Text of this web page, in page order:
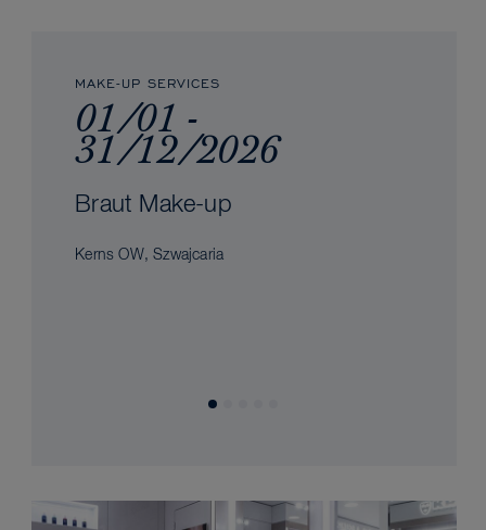
MAKE-UP SERVICES
01/01 -
31/12/2026
Braut Make-up
Kerns OW, Szwajcaria